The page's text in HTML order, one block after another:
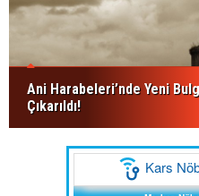
Ani Harabeleri’nde Yeni
Çıkarıldı!